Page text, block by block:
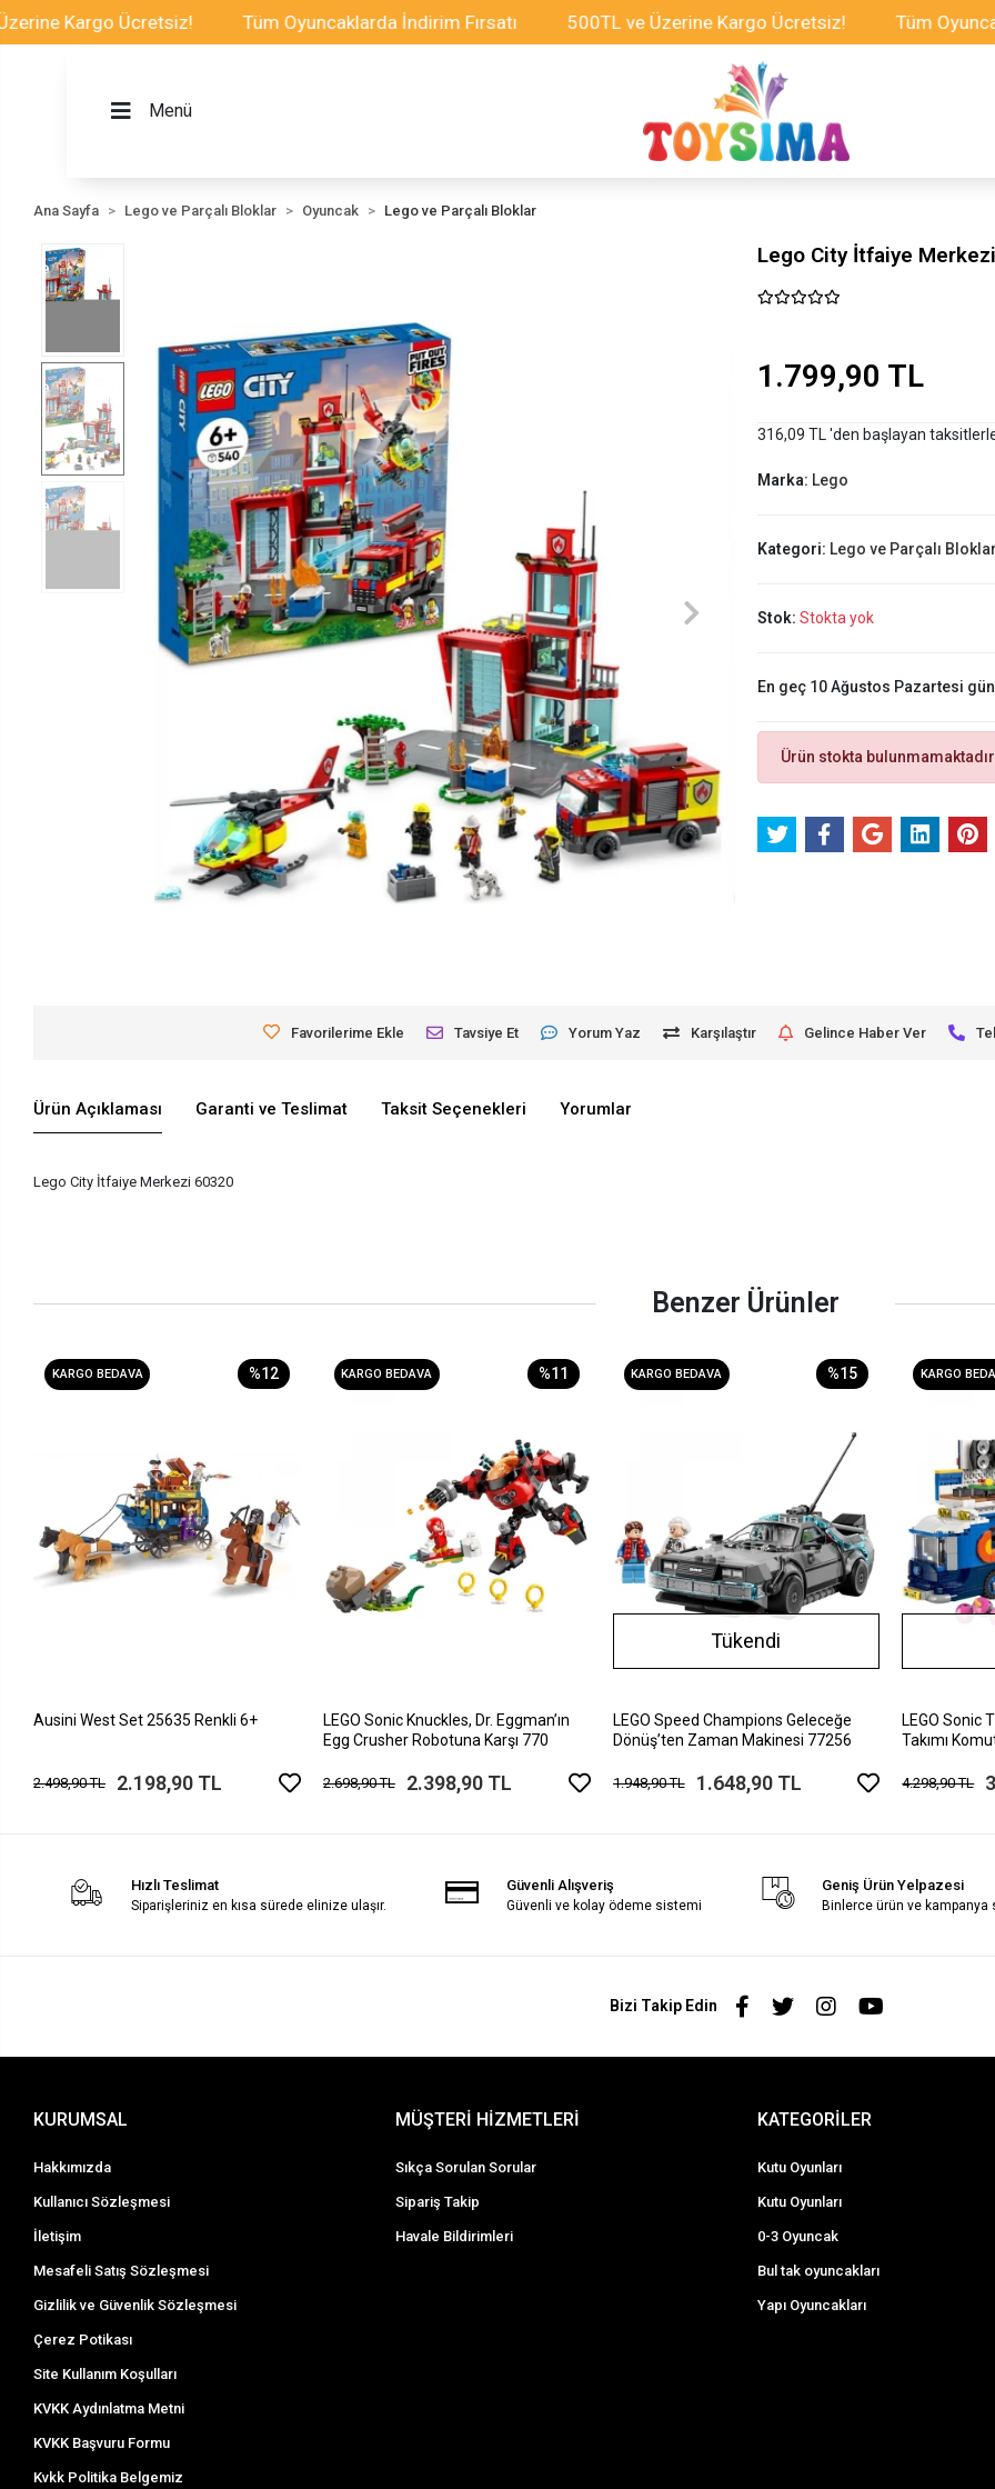
Kargo Ücretsiz! Tüm Oyuncaklarda İndirim Fırsatı 500TL ve Üzerine Kargo Ücretsiz! Tüm
Menü
Ana Sayfa Lego ve Parçalı Bloklar Oyuncak Lego ve Parçalı Bloklar
Lego City İtfaiye
1.799,90 TL
316,09 TL 'den başlayan
Marka: Lego
Kategori: Lego ve Parçalı Bloklar
Stok: Stokta yok
En geç 10 Ağustos Pazartesi
Ürün stokta bulunmamaktadır.
Favorilerime Ekle Tavsiye Et Yorum Yaz Karşılaştır Gelince Haber Ver
Ürün Açıklaması Garanti ve Teslimat Taksit Seçenekleri Yorumlar
Lego City İtfaiye Merkezi 60320
Benzer Ürünler
KARGO BEDAVA %12
Ausini West Set 25635 Renkli 6+
2.498,90 TL 2.198,90 TL
KARGO BEDAVA %11
LEGO Sonic Knuckles, Dr. Eggman’ın
Egg Crusher Robotuna Karşı 770
2.698,90 TL 2.398,90 TL
KARGO BEDAVA %15
Tükendi
LEGO Speed Champions Geleceğe
Dönüş’ten Zaman Makinesi 77256
1.948,90 TL 1.648,90 TL
KARGO
LEGO Sonic
Takımı
4.298,90 TL
Hızlı Teslimat
Siparişleriniz en kısa sürede elinize ulaşır.
Güvenli Alışveriş
Güvenli ve kolay ödeme sistemi
Geniş Ürün Yelpazesi
Binlerce ürün ve kampanya
Bizi Takip Edin
KURUMSAL
Hakkımızda
Kullanıcı Sözleşmesi
İletişim
Mesafeli Satış Sözleşmesi
Gizlilik ve Güvenlik Sözleşmesi
Çerez Potikası
Site Kullanım Koşulları
KVKK Aydınlatma Metni
KVKK Başvuru Formu
Kvkk Politika Belgemiz
MÜŞTERİ HİZMETLERİ
Sıkça Sorulan Sorular
Sipariş Takip
Havale Bildirimleri
KATEGORİLER
Kutu Oyunları
Kutu Oyunları
0-3 Oyuncak
Bul tak oyuncakları
Yapı Oyuncakları